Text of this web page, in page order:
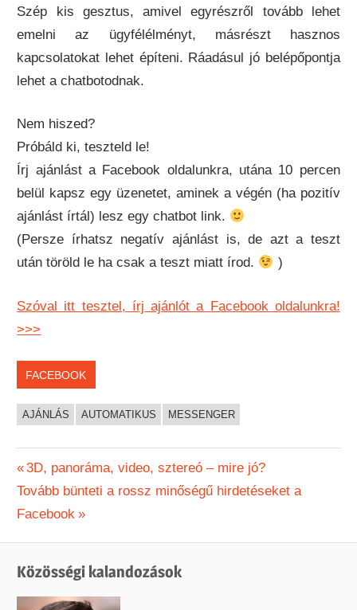
Szép kis gesztus, amivel egyrészről tovább lehet
emelni az ügyfélélményt, másrészt hasznos
kapcsolatokat lehet építeni. Ráadásul jó belépőpontja
lehet a chatbotodnak.
Nem hiszed?
Próbáld ki, teszteld le!
Írj ajánlást a Facebook oldalunkra, utána 10 percen
belül kapsz egy üzenetet, aminek a végén (ha pozitív
ajánlást írtál) lesz egy chatbot link.
(Persze írhatsz negatív ajánlást is, de azt a teszt
után töröld le ha csak a teszt miatt írod.
)
Szóval itt tesztel, írj ajánlót a Facebook oldalunkra!
>>>
FACEBOOK
AJÁNLÁS AUTOMATIKUS MESSENGER
Bejegyzés
navigáció
Previous
Post:
3D, panoráma, video, sztereó – mire jó?
Next
Post:
Tovább bünteti a rossz minőségű hirdetéseket a
Facebook
Közösségi kalandozások